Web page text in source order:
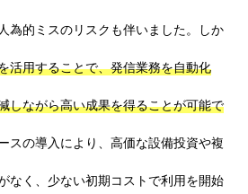
為的ミスのリスクも伴いました。しか
活用することで、発信業務を自動化
しながら高い成果を得ることが可能で
スの導入により、高価な設備投資や複
なく、少ない初期コストで利用を開始